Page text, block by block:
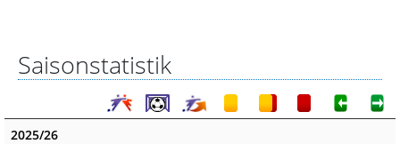
Saisonstatistik
2025/26